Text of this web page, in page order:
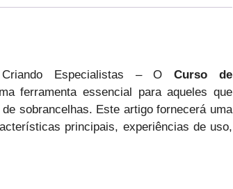
Criando Especialistas – OCurso de
ferramenta essencial para aqueles que
sobrancelhas. Este artigo fornecerá uma
principais, experiências de uso,